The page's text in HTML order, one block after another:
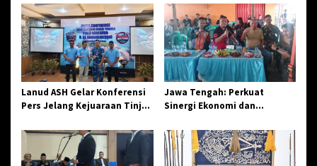
i
p
o
s
Lanud ASH Gelar Konferensi
Pers Jelang Kejuaraan Tinju
2026
Jawa Tengah: Perkuat
Sinergi Ekonomi dan
Jangkar Gelar Halal Bi Halal
di Losari